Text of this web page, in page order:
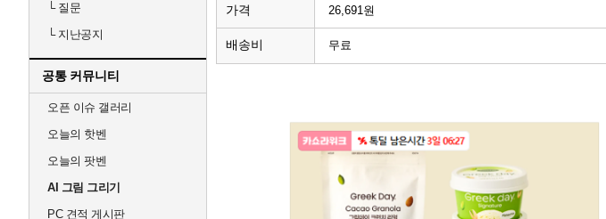
└질문
└지난공지
공통 커뮤니티
오픈 이슈 갤러리
오늘의 핫벤
오늘의 팟벤
AI 그림 그리기
PC 견적 게시판
가격 26,691원
배송비 무료